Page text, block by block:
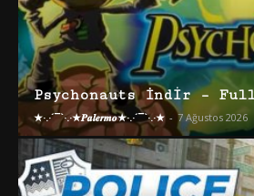
Psychonauts İndir –
★·.·´¯`·.·★𝑷𝒂𝒍𝒆𝒓𝒎𝒐★·.·´¯`·.·★ - 7 Ağustos 2026